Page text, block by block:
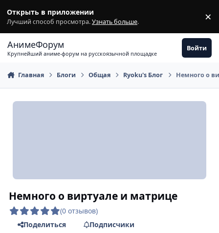
Открыть в приложении
Лучший способ просмотра.Узнать больше. ×
АнимеФорум
Крупнейший аниме-форум на русскоязычной площадке
Войти
Главная Блоги Общая Ryoku's Блог Немного о
Немного о виртуале и матрице
(0 отзывов)
Поделиться
Подписчики